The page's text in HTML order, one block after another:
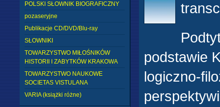
POLSKI SŁOWNIK BIOGRAFICZNY
pozaseryjne
Publikacje CD/DVD/Blu-ray
SŁOWNIKI
TOWARZYSTWO MIŁOŚNIKÓW
HISTORII I ZABYTKÓW KRAKOWA
TOWARZYSTWO NAUKOWE
SOCIETAS VISTULANA
VARIA (książki różne)
podstawie
logiczno-